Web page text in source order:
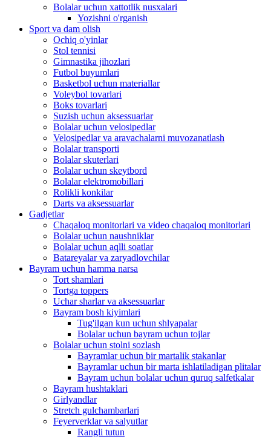
Bolalar uchun xattotlik nusxalari
Yozishni o'rganish
Sport va dam olish
Ochiq o'yinlar
Stol tennisi
Gimnastika jihozlari
Futbol buyumlari
Basketbol uchun materiallar
Voleybol tovarlari
Boks tovarlari
Suzish uchun aksessuarlar
Bolalar uchun velosipedlar
Velosipedlar va aravachalarni muvozanatlash
Bolalar transporti
Bolalar skuterlari
Bolalar uchun skeytbord
Bolalar elektromobillari
Rolikli konkilar
Darts va aksessuarlar
Gadjetlar
Chaqaloq monitorlari va video chaqaloq monitorlari
Bolalar uchun naushniklar
Bolalar uchun aqlli soatlar
Batareyalar va zaryadlovchilar
Bayram uchun hamma narsa
Tort shamlari
Tortga toppers
Uchar sharlar va aksessuarlar
Bayram bosh kiyimlari
Tug'ilgan kun uchun shlyapalar
Bolalar uchun bayram uchun tojlar
Bolalar uchun stolni sozlash
Bayramlar uchun bir martalik stakanlar
Bayramlar uchun bir marta ishlatiladigan plitalar
Bayram uchun bolalar uchun quruq salfetkalar
Bayram hushtaklari
Girlyandlar
Stretch gulchambarlari
Feyerverklar va salyutlar
Rangli tutun